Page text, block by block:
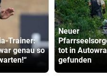
Trainer:
genau so
Neuer
tot in
gefunden